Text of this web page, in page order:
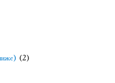
(2)